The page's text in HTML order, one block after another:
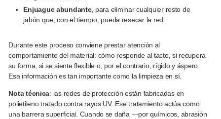
Enjuague abundante, para eliminar cualquier resto de
jabón que, con el tiempo, pueda resecar la red.
Durante este proceso conviene prestar atención al
comportamiento del material: cómo responde al tacto, si recupera
su forma, si se siente flexible o, por el contrario, rígido y áspero.
Esa información es tan importante como la limpieza en sí.
Nota técnica: las redes de protección están fabricadas en
polietileno tratado contra rayos UV. Ese tratamiento actúa como
una barrera superficial. Cuando se daña —por químicos, abrasión